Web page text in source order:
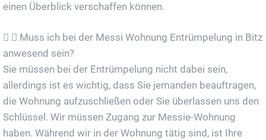
einen Überblick verschaffen können.
Muss ich bei der Messi Wohnung Entrümpelung in Bitz
anwesend sein?
Sie müssen bei der Entrümpelung nicht dabei sein,
allerdings ist es wichtig, dass Sie jemanden beauftragen,
die Wohnung aufzuschließen oder Sie überlassen uns den
Schlüssel. Wir müssen Zugang zur Messie-Wohnung
haben. Während wir in der Wohnung tätig sind, ist Ihre